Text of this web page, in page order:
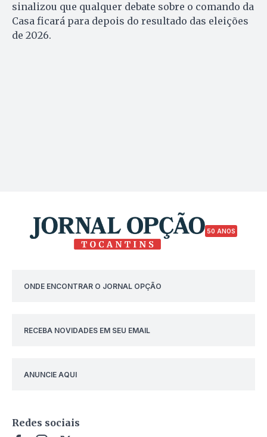
sinalizou que qualquer debate sobre o comando da
Casa ficará para depois do resultado das eleições
de 2026.
50 ANOS
ONDE ENCONTRAR O JORNAL OPÇÃO
RECEBA NOVIDADES EM SEU EMAIL
ANUNCIE AQUI
Redes sociais